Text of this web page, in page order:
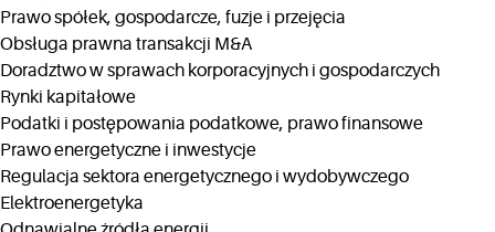
Prawo spółek, gospodarcze, fuzje i przejęcia
Obsługa prawna transakcji M&A
Doradztwo w sprawach korporacyjnych i gospodarczych
Rynki kapitałowe
Podatki i postępowania podatkowe, prawo finansowe
Prawo energetyczne i inwestycje
Regulacja sektora energetycznego i wydobywczego
Elektroenergetyka